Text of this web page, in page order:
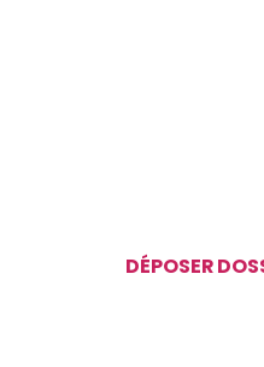
DÉPOSER